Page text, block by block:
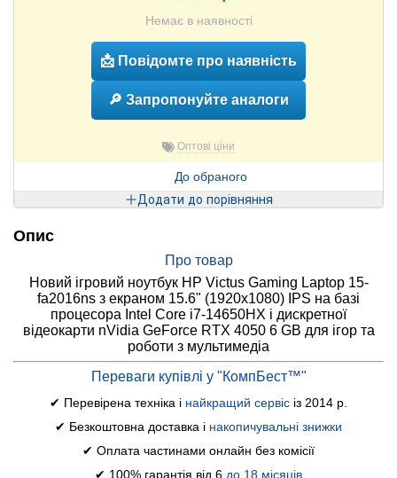
Немає в наявності
📩 Повідомте про наявність
🔎 Запропонуйте аналоги
Оптові ціни
До обраного
Додати до порівняння
Опис
Про товар
Новий ігровий ноутбук HP Victus Gaming Laptop 15-
fa2016ns з екраном 15.6" (1920x1080) IPS на базі
процесора Intel Core i7-14650HX і дискретної
відеокарти nVidia GeForce RTX 4050 6 GB для ігор та
роботи з мультимедіа
Переваги купівлі у "КомпБест™"
✔ Перевірена техніка і найкращий сервіс із 2014 р.
✔ Безкоштовна доставка і накопичувальні знижки
✔ Оплата частинами онлайн без комісії
✔ 100% гарантія від 6 до 18 місяців